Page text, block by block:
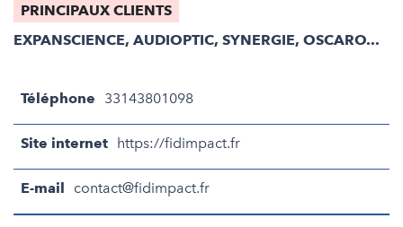
PRINCIPAUX CLIENTS
EXPANSCIENCE, AUDIOPTIC, SYNERGIE, OSCARO...
Téléphone 33143801098
Site internet https://fidimpact.fr
E-mail contact@fidimpact.fr